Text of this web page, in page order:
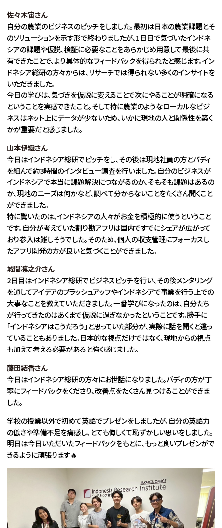
佐々木宙さん
自分の農業のビジネスのピッチをしました。最初は日本の農業課題とそ
のソリューションを示す形で終わりましたが、1日目で気づいたインドネ
シアの課題や仮説、検証に必要なことをあらかじめ用意して最後に共
有できたことで、より具体的なフィードバックを得られたと感じます。イン
ドネシア総研の方々からは、リサーチでは得られない多くのインサイトを
いただきました。
今日の学びは、気づきを仮説に変えることで次にやることが明確になる
ということを実感できたこと。そして特に農業のようなローカルなビジ
ネスはネット上にデータが少ないため、いかに現地の人と関係性を築く
かが重要だと感じました。
山本伊織さん
今日はインドネシア総研でピッチをし、その後は現地社員の方とバディ
を組んで約3時間のインタビュー調査を行いました。自分のビジネスが
インドネシアで本当に課題解決につながるのか、そもそも課題はあるの
か、現地のニーズは何かなど、調べて分からないことをたくさん聞くこと
ができました。
特に驚いたのは、インドネシアの人々がお金を積極的に使うということ
です。自分が考えていた割り勘アプリは国内ですでにシェアが広がって
おり参入は難しそうでした。そのため、個人の収支管理にフォーカスし
たアプリ開発の方が良いと気づくことができました。
城間凛之介さん
2日目はインドネシア総研でビジネスピッチを行い、その後メンタリング
を通してアイデアのブラッシュアップやインドネシアで事業を行う上での
大事なことを教えていただきました。一番学びになったのは、自分たち
が行ってきたのはあくまで仮説に過ぎなかったということです。勝手に
「インドネシアはこうだろう」と思っていた部分が、実際に話を聞くと違っ
ていることもありました。日本的な視点だけではなく、現地からの視点
も加えて考える必要があると強く感じました。
藤田結香さん
今日はインドネシア総研の方々にお世話になりました。バディの方が丁
寧にフィードバックをくださり、改善点をたくさん見つけることができま
した。
学校の授業以外で初めて英語でプレゼンをしましたが、自分の英語力
の低さや準備不足を痛感し、とても悔しくて恥ずかしい思いをしました。
明日は今日いただいたフィードバックをもとに、もっと良いプレゼンがで
きるように頑張ります🔥